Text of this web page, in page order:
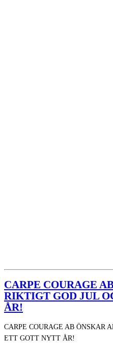
CARPE COURAGE
RIKTIGT GOD JUL
ÅR!
CARPE COURAGE AB ÖNSKAR
ETT GOTT NYTT ÅR!